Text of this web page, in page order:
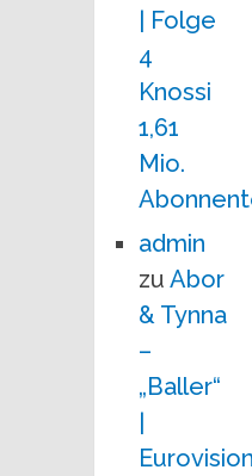
| Folge
4
Knossi
1,61
Mio.
admin
zu Abor
& Tynna
–
„Baller“
|